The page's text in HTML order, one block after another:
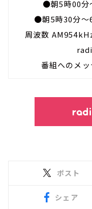
●朝5時00
●朝5時30分
周波数
番組へのメ
ポスト
シェア